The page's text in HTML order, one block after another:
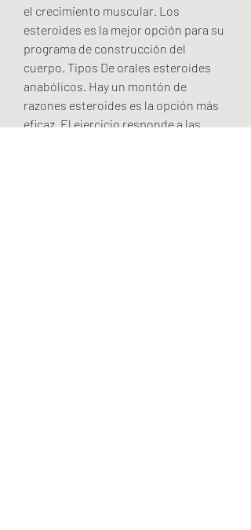
el crecimiento muscular. Los
esteroides es la mejor opción para su
programa de construcción del
cuerpo. Tipos De orales esteroides
anabólicos. Hay un montón de
razones esteroides es la opción más
eficaz. El ejercicio responde a las